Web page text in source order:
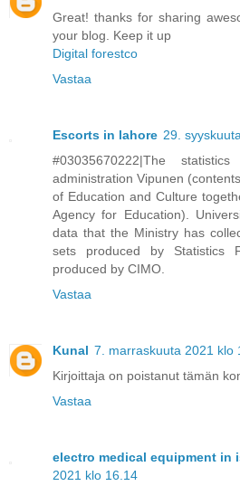
Great! thanks for sharing
your blog. Keep it up
Digital forestco
Vastaa
Escorts in lahore 29.
#03035670222|The
administration Vipunen
of Education and Culture
Agency for Education).
data that the Ministry has
sets produced by Statistics
produced by CIMO.
Vastaa
Kunal 7. marraskuuta 2021 klo
Kirjoittaja on poistanut tämän
Vastaa
electro medical equipment in
2021 klo 16.14